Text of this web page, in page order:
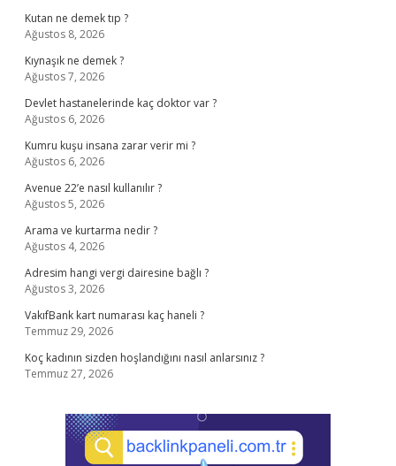
Kutan ne demek tıp ?
Ağustos 8, 2026
Kıynaşık ne demek ?
Ağustos 7, 2026
Devlet hastanelerinde kaç doktor var ?
Ağustos 6, 2026
Kumru kuşu insana zarar verir mi ?
Ağustos 6, 2026
Avenue 22’e nasıl kullanılır ?
Ağustos 5, 2026
Arama ve kurtarma nedir ?
Ağustos 4, 2026
Adresim hangi vergi dairesine bağlı ?
Ağustos 3, 2026
VakıfBank kart numarası kaç haneli ?
Temmuz 29, 2026
Koç kadının sizden hoşlandığını nasıl anlarsınız ?
Temmuz 27, 2026